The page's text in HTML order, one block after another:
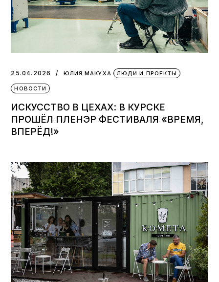
25.04.2026 ЮЛИЯ МАКУХА ЛЮДИ И ПРОЕКТЫ
НОВОСТИ
ИСКУССТВО В ЦЕХАХ: В КУРСКЕ
ПРОШЁЛ ПЛЕНЭР ФЕСТИВАЛЯ «ВРЕМЯ,
ВПЕРЁД!»